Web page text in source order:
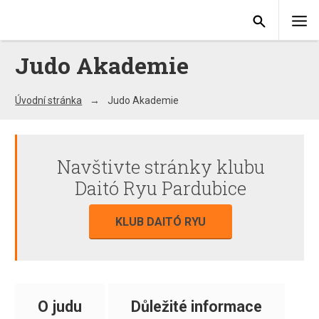
Judo Akademie
Úvodní stránka Judo Akademie
Navštivte stránky klubu
Daitó Ryu Pardubice
KLUB DAITÓ RYU
O judu Důležité informace